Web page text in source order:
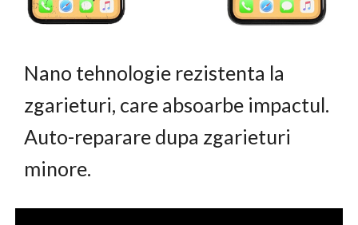
Nano tehnologie rezistenta la
zgarieturi, care absoarbe impactul.
Auto-reparare dupa zgarieturi
minore.